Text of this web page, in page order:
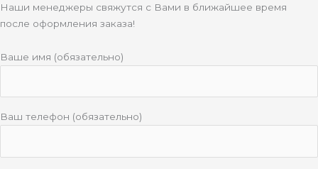
Наши менеджеры свяжутся с Вами в ближайшее время
после оформления заказа!
Ваше имя (обязательно)
Ваш телефон (обязательно)